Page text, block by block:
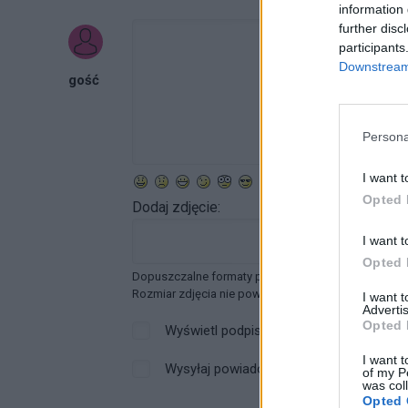
information
further
I want
Opted
I want
Opted
I want
Opted
I want
of my
was
Opted
gość
Dodaj zdjęcie:
Dopuszczalne formaty pliku graficznego: jpg, jpeg ,
Rozmiar zdjęcia nie powinien przekraczać 0.6MB.
Wyświetl podpis
Wysyłaj powiadomienia o odpowiedzi